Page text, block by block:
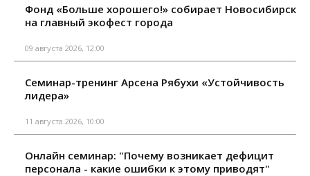
Фонд «Больше хорошего!» собирает Новосибирск
на главный экофест города
09 августа 2026, 12:00
Семинар-тренинг Арсена Рябухи «Устойчивость
лидера»
11 августа 2026, 10:00
Онлайн семинар: "Почему возникает дефицит
персонала - какие ошибки к этому приводят"